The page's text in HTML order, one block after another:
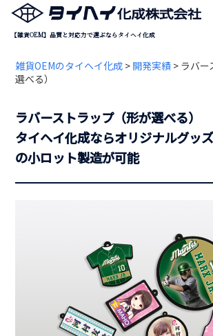
【雑貨OEM】品質と対応力で選ぶならタイヘイ化成
雑貨OEMのタイヘイ化成 > 開発実績 > ラバー
選べる）
ラバーストラップ（形が選べる）
タイヘイ化成ならオリジナルグッ
の小ロット製造が可能